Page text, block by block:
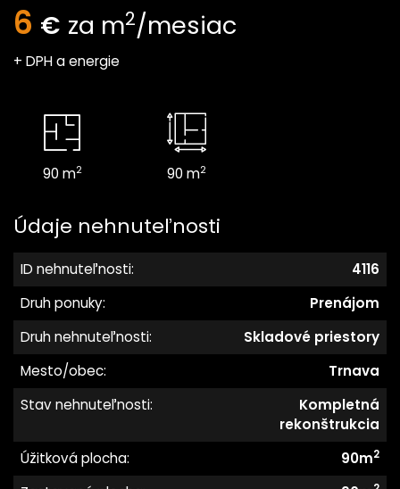
6 € za m2/mesiac
+ DPH a energie
90 m2 90 m2
Údaje nehnuteľnosti
ID nehnuteľnosti:
4116
Druh ponuky:
Prenájom
Druh nehnuteľnosti:
Skladové priestory
Mesto/obec:
Trnava
Stav nehnuteľnosti:
Kompletná
rekonštrukcia
Úžitková plocha:
90m2